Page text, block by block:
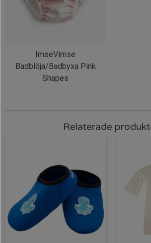
ImseVimse
Badblöja/Badbyxa Pink
Shapes
Relaterade